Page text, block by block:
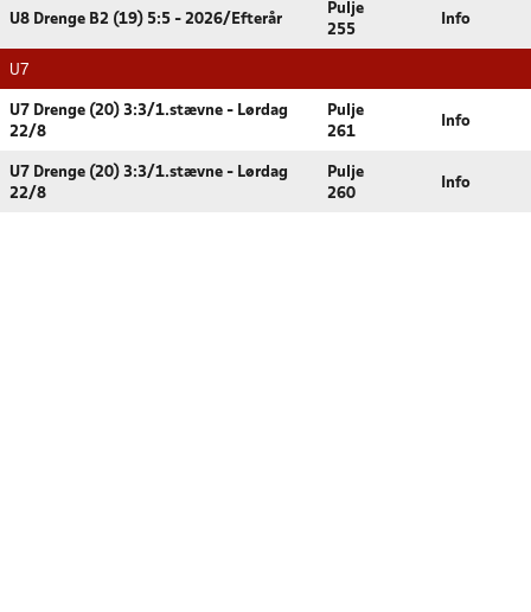
U8 Drenge B2 (19) 5:5 - 2026/Efterår
Pulje
255
Info
U7
U7 Drenge (20) 3:3/1.stævne - Lørdag
22/8
Pulje
261
Info
U7 Drenge (20) 3:3/1.stævne - Lørdag
22/8
Pulje
260
Info